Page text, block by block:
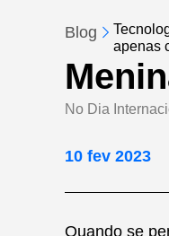
Blog
apenas
No Dia
10 fev 2023
Quando se